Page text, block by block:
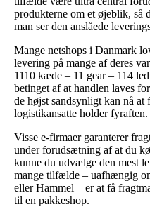
produkterne om et øjeblik, så
man ser den anslåede
Mange netshops i Danmark
levering på mange af deres
1110 kæde – 11 gear – 114
betinget af at handlen laves
de højst sandsynligt kan nå
logistikansatte holder fyraften.
Visse e-firmaer garanterer
under forudsætning af at du
kunne du udvælge den mest
mange tilfælde – uafhængig
eller Hammel – er at få
til en pakkeshop.